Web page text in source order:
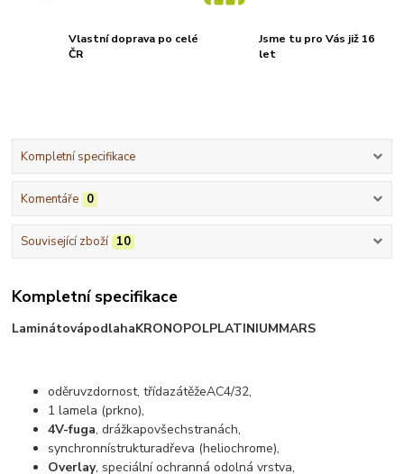
Vlastní doprava po celé
ČR
Jsme tu pro Vás již 16
let
Kompletní specifikace
Komentáře 0
Související zboží 10
Kompletní specifikace
LaminátovápodlahaKRONOPOLPLATINIUMMARS
oděruvzdornost,třídazátěžeAC4/32,
1lamela (prkno),
4V-fuga,drážkapovšechstranách,
synchronnístrukturadřeva (heliochrome),
Overlay, speciální ochranná odolná vrstva,